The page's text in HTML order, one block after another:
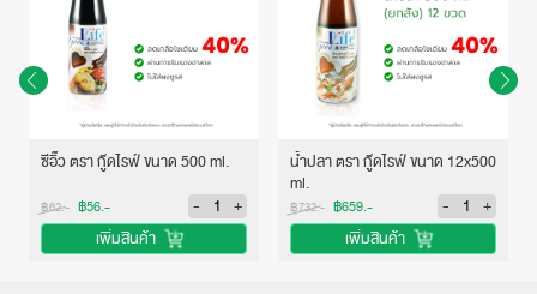
ซีอิ๊ว ตรา กู๊ดไรฟ์ ขนาด 500 ml.
฿62.- ฿56.- -
+
เพิ่มสินค้า
น้ำปลา ตรา กู๊ดไรฟ์ ขนาด 12x500
ml.
฿732.- ฿659.- -
+
เพิ่มสินค้า